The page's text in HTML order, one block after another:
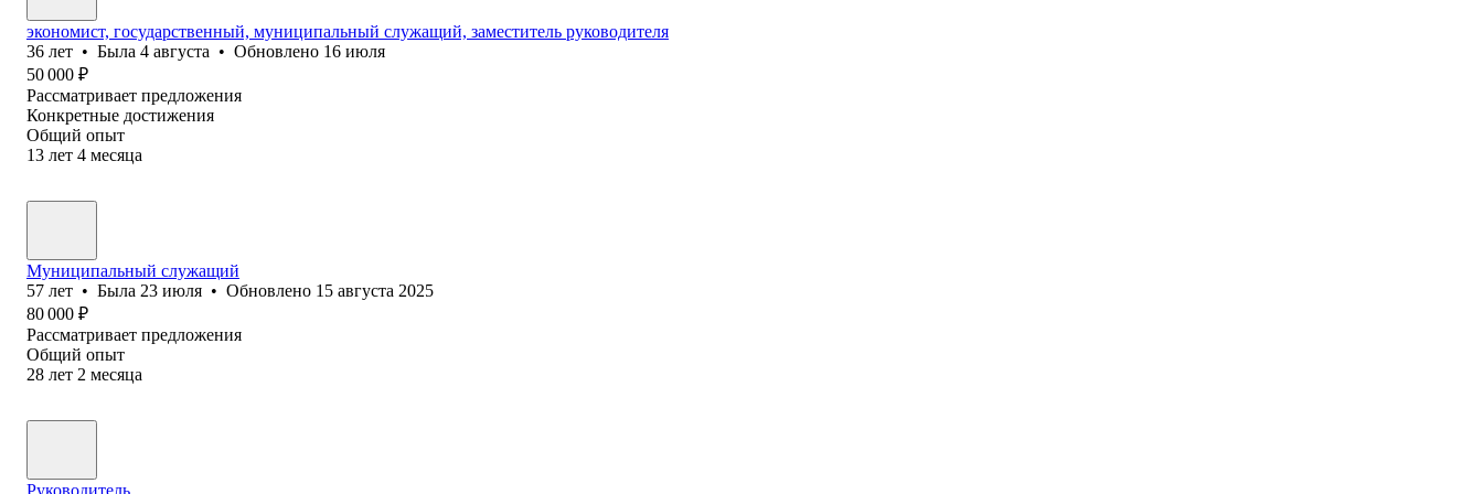
экономист, государственный, муниципальный служащий, заместитель руководителя
36 лет • Была 4 августа • Обновлено 16 июля
50 000 ₽
Рассматривает предложения
Конкретные достижения
Общий опыт
13 лет 4 месяца
Муниципальный служащий
57 лет • Была 23 июля • Обновлено 15 августа 2025
80 000 ₽
Рассматривает предложения
Общий опыт
28 лет 2 месяца
Руководитель